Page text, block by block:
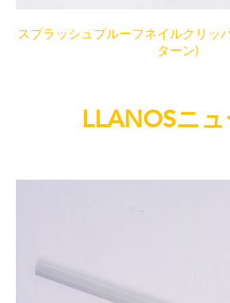
スプラッシュプルーフネイルクリッ
ターン)
LLANOSニュ